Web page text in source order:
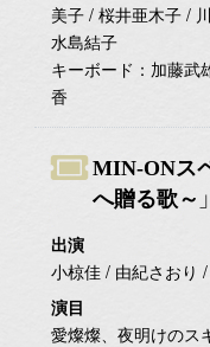
美子 / 桜井亜木子 /
水島結子
キーボード：加藤武
香
MIN-ONス
へ贈る歌～」
出演
小椋佳 / 由紀さおり
演目
愛燦燦、夜明けのス